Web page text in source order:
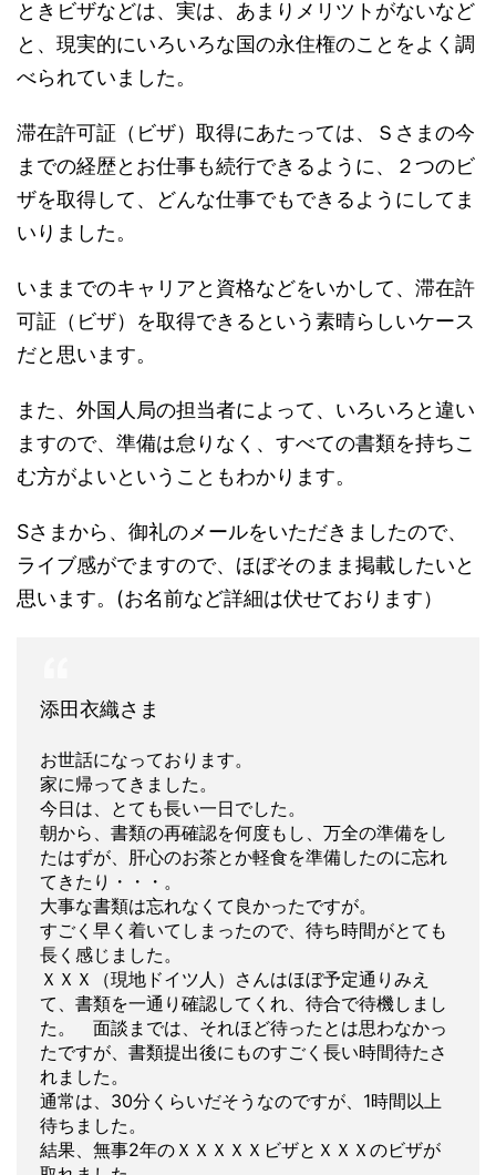
ときビザなどは、実は、あまりメリツトがないなど
と、現実的にいろいろな国の永住権のことをよく調
べられていました。
滞在許可証（ビザ）取得にあたっては、Ｓさまの今
までの経歴とお仕事も続行できるように、２つのビ
ザを取得して、どんな仕事でもできるようにしてま
いりました。
いままでのキャリアと資格などをいかして、滞在許
可証（ビザ）を取得できるという素晴らしいケース
だと思います。
また、外国人局の担当者によって、いろいろと違い
ますので、準備は怠りなく、すべての書類を持ちこ
む方がよいということもわかります。
Sさまから、御礼のメールをいただきましたので、
ライブ感がでますので、ほぼそのまま掲載したいと
思います。(お名前など詳細は伏せております）
添田衣織さま
お世話になっております。
家に帰ってきました。
今日は、とても長い一日でした。
朝から、書類の再確認を何度もし、万全の準備をし
たはずが、肝心のお茶とか軽食を準備したのに忘れ
てきたり・・・。
大事な書類は忘れなくて良かったですが。
すごく早く着いてしまったので、待ち時間がとても
長く感じました。
ＸＸＸ（現地ドイツ人）さんはほぼ予定通りみえ
て、書類を一通り確認してくれ、待合で待機しまし
た。 面談までは、それほど待ったとは思わなかっ
たですが、書類提出後にものすごく長い時間待たさ
れました。
通常は、30分くらいだそうなのですが、1時間以上
待ちました。
結果、無事2年のＸＸＸＸＸビザとＸＸＸのビザが